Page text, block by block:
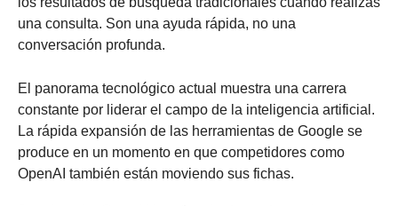
una consulta. Son una ayuda rápida, no una
conversación profunda.
El panorama tecnológico actual muestra una carrera
constante por liderar el campo de la inteligencia artificial.
La rápida expansión de las herramientas de Google se
produce en un momento en que competidores como
OpenAI también están moviendo sus fichas.